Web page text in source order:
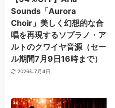
Sounds「Aurora
Choir」美しく幻想的な合
唱を再現するソプラノ・ア
ルトのクワイヤ音源（セー
ル期間7月9日16時まで）
2026年7月4日